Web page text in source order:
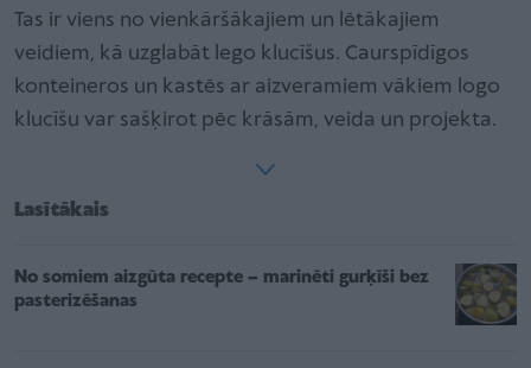
Tas ir viens no vienkāršākajiem un lētākajiem
veidiem, kā uzglabāt lego klucīšus. Caurspīdīgos
konteineros un kastēs ar aizveramiem vākiem logo
klucīšu var sašķirot pēc krāsām, veida un projekta.
Lasītākais
No somiem aizgūta recepte – marinēti gurķīši bez
pasterizēšanas